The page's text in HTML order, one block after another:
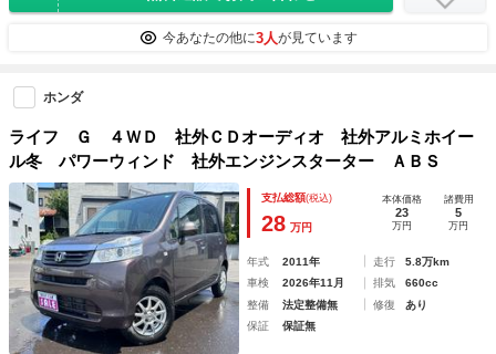
今あなたの他に3人が見ています
ホンダ
ライフ Ｇ ４ＷＤ 社外ＣＤオーディオ 社外アルミホイー
ル冬 パワーウィンド 社外エンジンスターター ＡＢＳ
支払総額(税込)
28 万円
本体価格
23
万円
諸費用
5
万円
年式 2011年 走行
5.8万km
車検
2026年11月 排気
660cc
整備
法定整備無 修復
あり
保証
保証無